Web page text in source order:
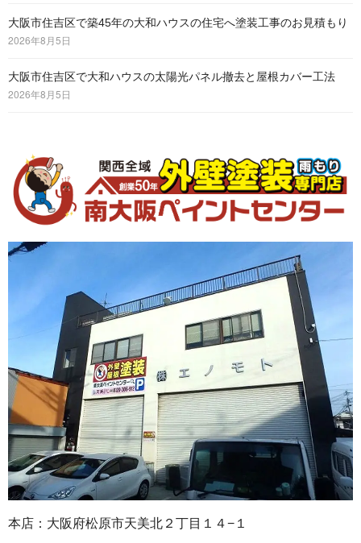
大阪市住吉区で築45年の大和ハウスの住宅へ塗装工事のお見積もり
2026年8月5日
大阪市住吉区で大和ハウスの太陽光パネル撤去と屋根カバー工法
2026年8月5日
本店：大阪府松原市天美北２丁目１４−１